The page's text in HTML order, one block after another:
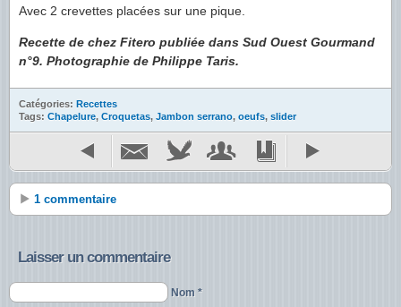
Avec 2 crevettes placées sur une pique.
Recette de chez Fitero publiée dans Sud Ouest Gourmand
n°9. Photographie de Philippe Taris.
Catégories: Recettes
Tags: Chapelure, Croquetas, Jambon serrano, oeufs, slider
1 commentaire
Laisser un commentaire
Nom *